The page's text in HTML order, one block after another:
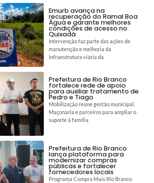
Emurb avança na
recuperação do Ramal Boa
Água e garante melhores
condições de acesso no
Quixadá
Intervenção faz parte das ações de
manutenção e melhoria da
infraestrutura viária da
Prefeitura de Rio Branco
fortalece rede de apoio
para auxiliar tratamento de
Pedro e Tiago
Mobilização reúne gestão municipal,
Maçonaria e parceiros para ampliar o
suporte à família
Prefeitura de Rio Branco
lança plataforma para
modernizar compras
públicas e fortalecer
fornecedores locais
Programa Compra Mais Rio Branco